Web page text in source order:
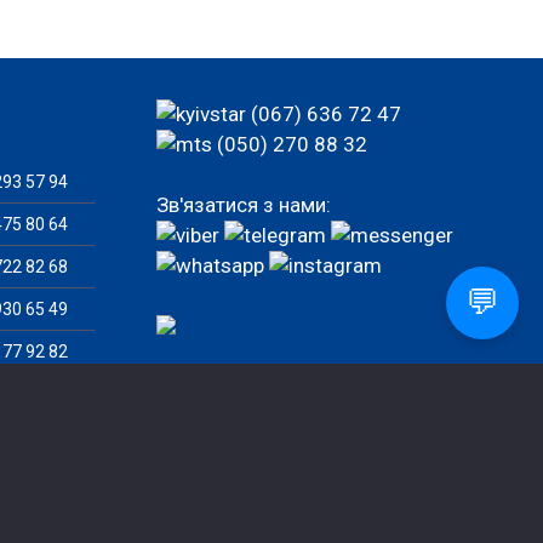
57 94
80 64
82 68
65 49
92 82
(067) 636 72 47
(050) 270 88 32
Зв'язатися з нами:
💬